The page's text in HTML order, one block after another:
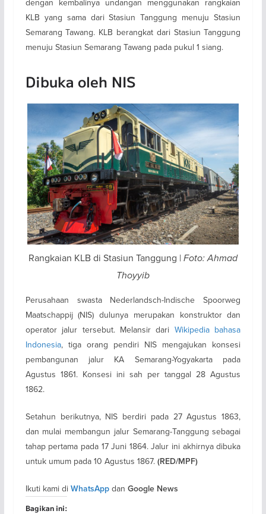
dengan kembalinya undangan menggunakan rangkaian
KLB yang sama dari Stasiun Tanggung menuju Stasiun
Semarang Tawang. KLB berangkat dari Stasiun Tanggung
menuju Stasiun Semarang Tawang pada pukul 1 siang.
Dibuka oleh NIS
Rangkaian KLB di Stasiun Tanggung | Foto: Ahmad
Thoyyib
Perusahaan swasta Nederlandsch-Indische Spoorweg
Maatschappij (NIS) dulunya merupakan konstruktor dan
operator jalur tersebut. Melansir dari Wikipedia bahasa
Indonesia, tiga orang pendiri NIS mengajukan konsesi
pembangunan jalur KA Semarang-Yogyakarta pada
Agustus 1861. Konsesi ini sah per tanggal 28 Agustus
1862.
Setahun berikutnya, NIS berdiri pada 27 Agustus 1863,
dan mulai membangun jalur Semarang-Tanggung sebagai
tahap pertama pada 17 Juni 1864. Jalur ini akhirnya dibuka
untuk umum pada 10 Agustus 1867. (RED/MPF)
Ikuti kami di WhatsAppdan Google News
Bagikan ini: